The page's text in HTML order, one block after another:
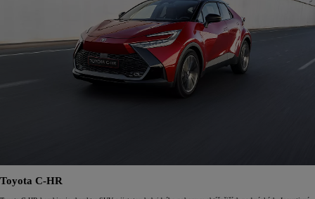
Toyota C-HR